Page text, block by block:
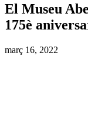
El Museu
175è
març 16, 2022